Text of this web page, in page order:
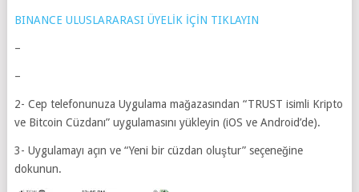
BINANCE ULUSLARARASI ÜYELİK İÇİN TIKLAYIN
–
–
2- Cep telefonunuza Uygulama mağazasından “TRUST isimli Kripto
ve Bitcoin Cüzdanı” uygulamasını yükleyin (iOS ve Android’de).
3- Uygulamayı açın ve “Yeni bir cüzdan oluştur” seçeneğine
dokunun.